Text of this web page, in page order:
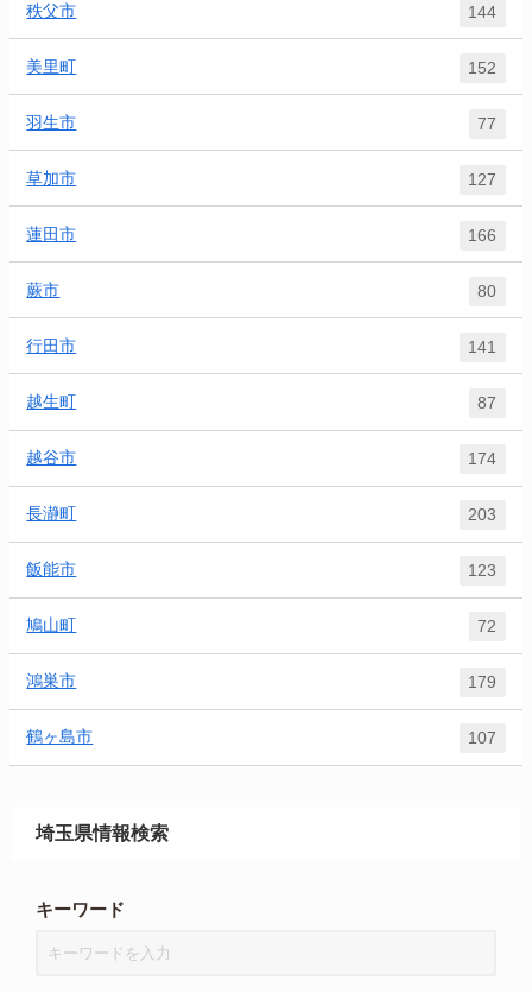
秩父市 144
美里町 152
羽生市 77
草加市 127
蓮田市 166
蕨市 80
行田市 141
越生町 87
越谷市 174
長瀞町 203
飯能市 123
鳩山町 72
鴻巣市 179
鶴ヶ島市 107
埼玉県情報検索
キーワード